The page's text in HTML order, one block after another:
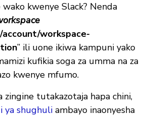
kwenye Slack? Nenda
account/workspace-
” ili uone ikiwa kampuni yako
kufikia soga za umma na za
kwenye mfumo.
zingine tutakazotaja hapa chini,
ya shughuli ambayo inaonyesha